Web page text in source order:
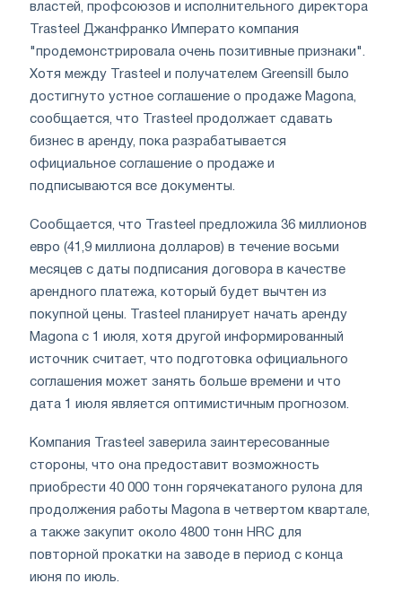
властей, профсоюзов и исполнительного директора
Trasteel Джанфранко Императо компания
"продемонстрировала очень позитивные признаки".
Хотя между Trasteel и получателем Greensill было
достигнуто устное соглашение о продаже Magona,
сообщается, что Trasteel продолжает сдавать
бизнес в аренду, пока разрабатывается
официальное соглашение о продаже и
подписываются все документы.
Сообщается, что Trasteel предложила 36 миллионов
евро (41,9 миллиона долларов) в течение восьми
месяцев с даты подписания договора в качестве
арендного платежа, который будет вычтен из
покупной цены. Trasteel планирует начать аренду
Magona с 1 июля, хотя другой информированный
источник считает, что подготовка официального
соглашения может занять больше времени и что
дата 1 июля является оптимистичным прогнозом.
Компания Trasteel заверила заинтересованные
стороны, что она предоставит возможность
приобрести 40 000 тонн горячекатаного рулона для
продолжения работы Magona в четвертом квартале,
а также закупит около 4800 тонн HRC для
повторной прокатки на заводе в период с конца
июня по июль.